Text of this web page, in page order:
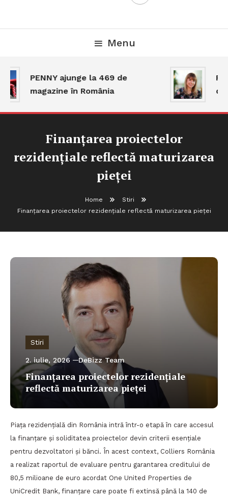
Menu
PENNY ajunge la 469 de
magazine în România
Finanțarea proiectelor
rezidențiale reflectă maturizarea
pieței
Home
Stiri
Finanțarea proiectelor rezidențiale reflectă maturizarea pieței
Stiri
2. iulie, 2026 DeBizz Team
Finanțarea proiectelor rezidențiale
reflectă maturizarea pieței
Piața rezidențială din România intră într-o etapă în care accesul
la finanțare și soliditatea proiectelor devin criterii esențiale
pentru dezvoltatori și bănci. În acest context, Colliers România
a realizat raportul de evaluare pentru garantarea creditului de
80,5 milioane de euro acordat One United Properties de
UniCredit Bank, finanțare care poate fi extinsă până la 140 de